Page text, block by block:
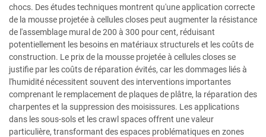
chocs. Des études techniques montrent qu'une application correcte
de la mousse projetée à cellules closes peut augmenter la résistance
de l'assemblage mural de 200 à 300 pour cent, réduisant
potentiellement les besoins en matériaux structurels et les coûts de
construction. Le prix de la mousse projetée à cellules closes se
justifie par les coûts de réparation évités, car les dommages liés à
l'humidité nécessitent souvent des interventions importantes
comprenant le remplacement de plaques de plâtre, la réparation des
charpentes et la suppression des moisissures. Les applications
dans les sous-sols et les crawl spaces offrent une valeur
particulière, transformant des espaces problématiques en zones